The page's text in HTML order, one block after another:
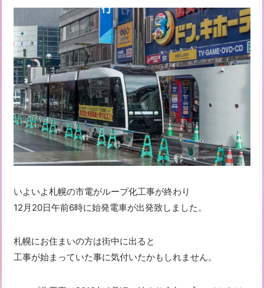
いよいよ札幌の市電がループ化工事が終わり
12月20日午前6時に始発電車が出発致しました。
札幌にお住まいの方は街中に出ると
工事が始まっていた事に気付いたかもしれません。